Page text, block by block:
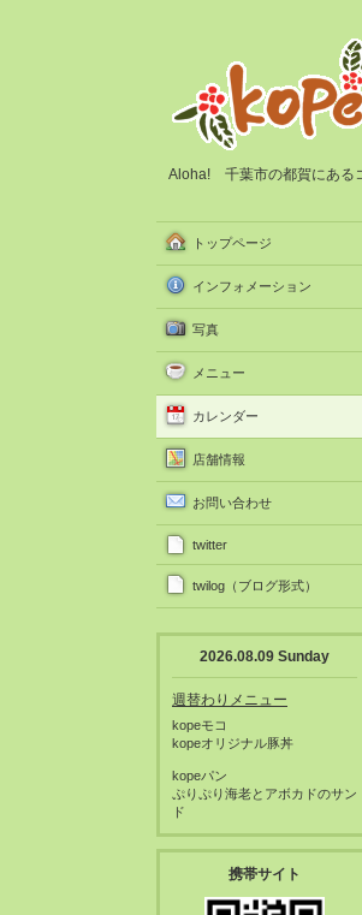
Aloha! 千葉市の都賀にある
トップページ
インフォメーション
写真
メニュー
カレンダー
店舗情報
お問い合わせ
twitter
twilog（ブログ形式）
2026.08.09 Sunday
週替わりメニュー
kopeモコ
kopeオリジナル豚丼
kopeパン
ぷりぷり海老とアボカドのサン
ド
携帯サイト